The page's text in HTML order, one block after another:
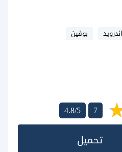
بوفين
4.8/5
7
تحميل